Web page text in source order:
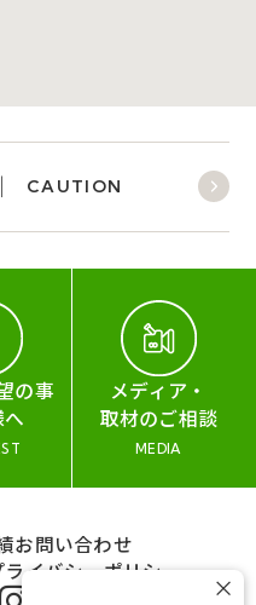
CAUTION
の事
メディア・
取材のご相談
MEDIA
お問い合わせ
ライバシーポリシー
×